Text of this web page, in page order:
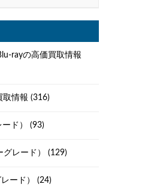
rayの高価買取情報
取情報 (316)
ード） (93)
グレード） (129)
ード） (24)